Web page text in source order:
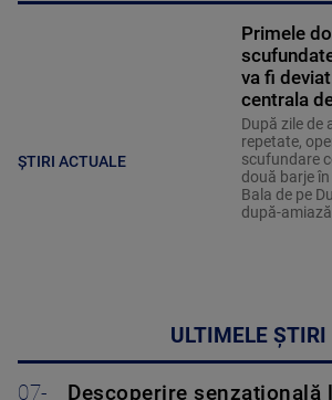
ȘTIRI ACTUALE
Primele
va fi
centrala
După zile de
repetate,
scufundare
două barje
Bala de pe
după-
ULTIMELE ȘTIRI
07-
Descoperire senzațională